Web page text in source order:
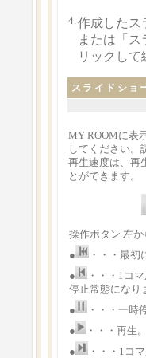
4.作成したス
または「
リックし
スライドショ
MY ROOMに表
してください。
再生速度は、再
とができます。
操作ボタン 左か
●
・・・最
●
・・・1コ
停止常態になり
●
・・・一時
●
・・・再生
●
・・・1コ